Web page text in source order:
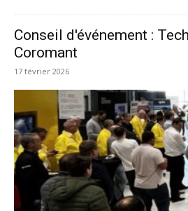
Conseil d'événement :
Coromant
17 février 2026